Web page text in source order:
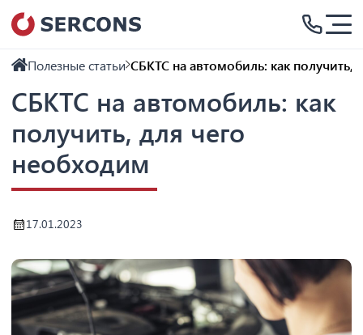
Полезные статьи СБКТС на автомобиль: как получить,
СБКТС на автомобиль: как
получить, для чего
необходим
17.01.2023